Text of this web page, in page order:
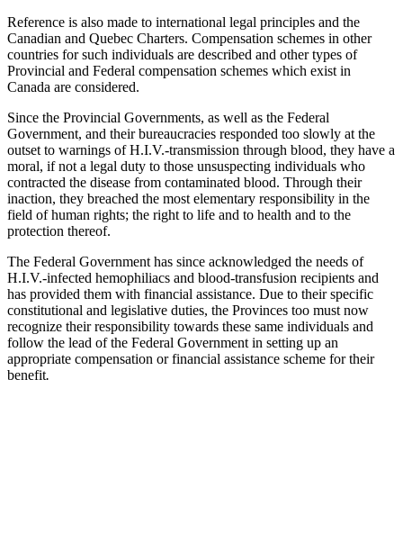
Reference is also made to international legal principles and the
Canadian and Quebec Charters. Compensation schemes in other
countries for such individuals are described and other types of
Provincial and Federal compensation schemes which exist in
Canada are considered.
Since the Provincial Governments, as well as the Federal
Government, and their bureaucracies responded too slowly at the
outset to warnings of H.I.V.-transmission through blood, they have a
moral, if not a legal duty to those unsuspecting individuals who
contracted the disease from contaminated blood. Through their
inaction, they breached the most elementary responsibility in the
field of human rights; the right to life and to health and to the
protection thereof.
The Federal Government has since acknowledged the needs of
H.I.V.-infected hemophiliacs and blood-transfusion recipients and
has provided them with financial assistance. Due to their specific
constitutional and legislative duties, the Provinces too must now
recognize their responsibility towards these same individuals and
follow the lead of the Federal Government in setting up an
appropriate compensation or financial assistance scheme for their
benefit.